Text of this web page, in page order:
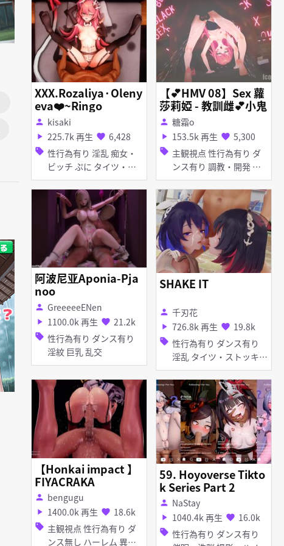
イツ・ストッキング ディ
ルド バイブ・ローター
ピアス・装飾品 アナル責
め
チ タイツ・ストッキング
アナル責め パイズリ フ
ェラ アヘ顔
XXX.Rozaliya·Oleny
eva❤️~Ringo
person kisaki
play_arrow 225.7k 再生 favorite 6,428
sell 性行為有り 淫乱 痴女・
ビッチ ぷに タイツ・ス
トッキング ディルド ピ
アス・装飾品 アヘ顔 イ
ラマチオ お漏らし・潮吹
ス フェラ 乱交
【💕HMV 08】Sex 蘿
莎莉婭 - 教訓雌💕小鬼
person 糖霜o
play_arrow 153.5k 再生 favorite 5,300
sell 主観視点 性行為有り ダ
ンス有り 調教・開発 淫
乱 妊娠・ボテ腹 貧乳 ぷ
に 首輪・鎖・拘束具 し
っぽ ディルド 足コキ ア
ヘ顔 オナニー お漏ら
し・潮吹き 拘束 フェラ
乱交
阿波尼亚Aponia-Pja
noo
person GreeeeeENen
play_arrow 1100.0k 再生 favorite 21.2k
sell 性行為有り ダンス有り
淫紋 巨乳 乱交
SHAKE IT
person 千刃花
play_arrow 726.8k 再生 favorite 19.8k
sell 性行為有り ダンス有り
淫乱 タイツ・ストッキン
グ レオタード 乱交
【Honkai impact 】
FIYACRAKA
person bengugu
play_arrow 1400.0k 再生 favorite 18.6k
sell 主観視点 性行為有り ダ
ンス無し ハーレム 異種
59. Hoyoverse Tikto
k Series Part 2
person NaStay
play_arrow 1040.4k 再生 favorite 16.0k
sell 性行為有り ダンス有り